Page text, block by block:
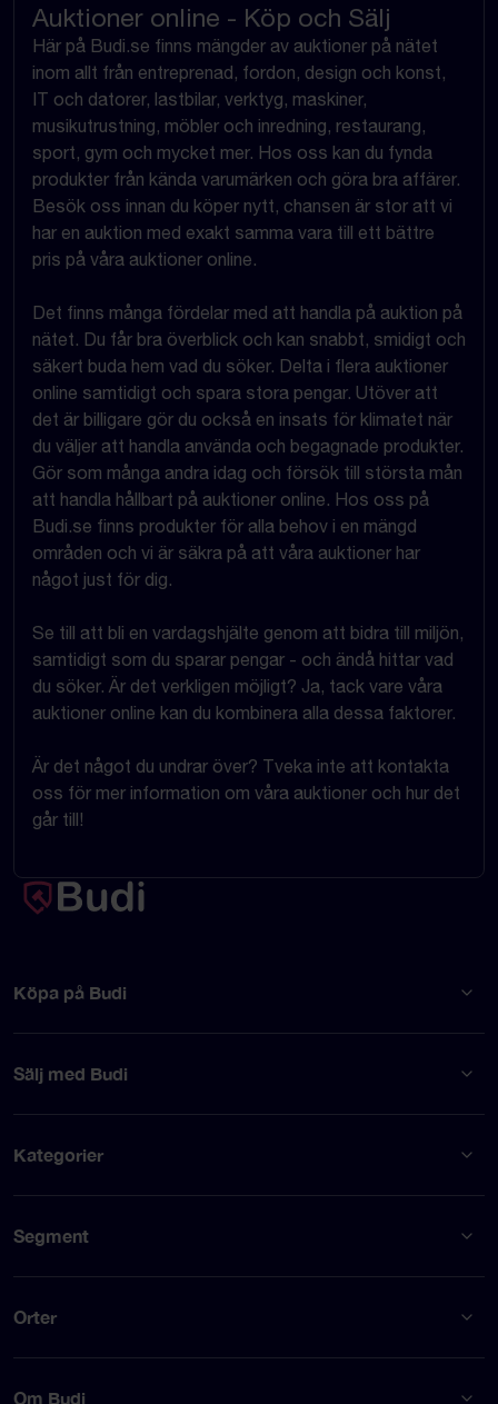
Auktioner online - Köp och Sälj
Här på Budi.se finns mängder av auktioner på nätet
inom allt från entreprenad, fordon, design och konst,
IT och datorer, lastbilar, verktyg, maskiner,
musikutrustning, möbler och inredning, restaurang,
sport, gym och mycket mer. Hos oss kan du fynda
produkter från kända varumärken och göra bra affärer.
Besök oss innan du köper nytt, chansen är stor att vi
har en auktion med exakt samma vara till ett bättre
pris på våra auktioner online.
Det finns många fördelar med att handla på auktion på
nätet. Du får bra överblick och kan snabbt, smidigt och
säkert buda hem vad du söker. Delta i flera auktioner
online samtidigt och spara stora pengar. Utöver att
det är billigare gör du också en insats för klimatet när
du väljer att handla använda och begagnade produkter.
Gör som många andra idag och försök till största mån
att handla hållbart på auktioner online. Hos oss på
Budi.se finns produkter för alla behov i en mängd
områden och vi är säkra på att våra auktioner har
något just för dig.
Se till att bli en vardagshjälte genom att bidra till miljön,
samtidigt som du sparar pengar - och ändå hittar vad
du söker. Är det verkligen möjligt? Ja, tack vare våra
auktioner online kan du kombinera alla dessa faktorer.
Är det något du undrar över? Tveka inte att kontakta
oss för mer information om våra auktioner och hur det
går till!
Köpa på Budi
Sälj med Budi
Kategorier
Segment
Orter
Om Budi